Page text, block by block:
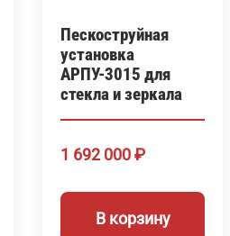
Пескоструйная
установка
АРПУ-3015 для
стекла и зеркала
1 692 000₽
В корзину